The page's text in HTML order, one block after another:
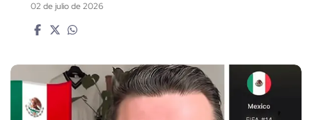
02 de julio de 2026